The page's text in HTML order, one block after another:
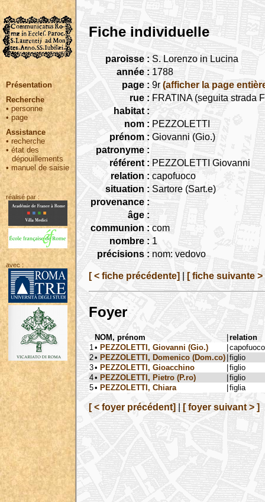
Présentation
Recherche
• personne
•page
Assistance
• recherche
•état des
dépouillements
•manuel de saisie
réalisé par :
avec :
Fiche individuelle
paroisse : S. Lorenzo in Lucina
année : 1788
page : 9r (afficher la page
rue : FRATINA (seguita strada
habitat :
nom : PEZZOLETTI
prénom : Giovanni (Gio.)
patronyme :
référent : PEZZOLETTI Giovanni
relation : capofuoco
situation : Sartore (Sart.e)
provenance :
âge :
communion : com
nombre : 1
précisions : nom: vedovo
[ < fiche précédente] [ fiche suivante >
Foyer
NOM, prénom |relation
1 • PEZZOLETTI, Giovanni (Gio.) |capofuoco
2• PEZZOLETTI, Domenico (Dom.co) |figlio
3• PEZZOLETTI, Gioacchino |figlio
4• PEZZOLETTI, Pietro (P.ro) |figlio
5• PEZZOLETTI, Chiara |figlia
[ < foyer précédent] [ foyer suivant > ]